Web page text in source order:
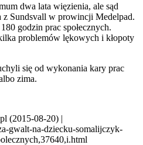
dwa lata więzienia, ale sąd
z Sundsvall w prowincji Medelpad.
godzin prac społecznych.
problemów lękowych i kłopoty
się od wykonania kary prac
zima.
(2015-08-20) |
gwalt-na-dziecku-somalijczyk-